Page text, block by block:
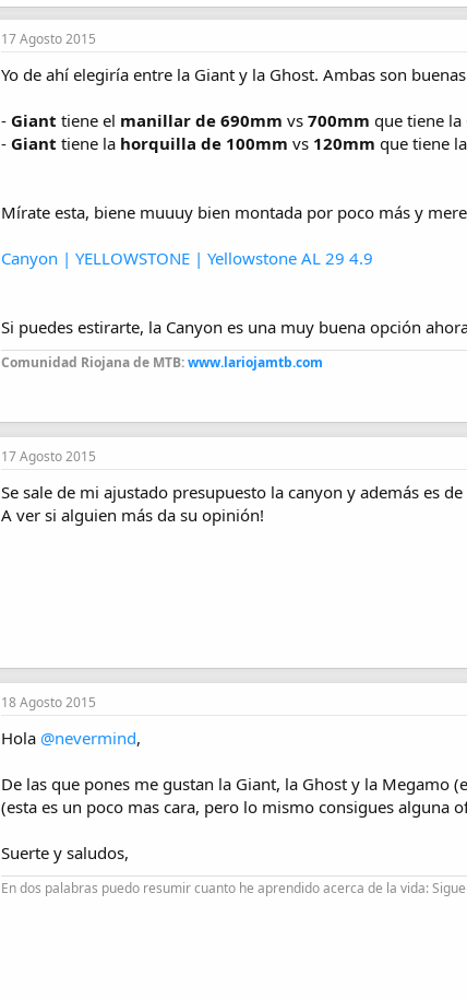
17 Agosto 2015
Yo de ahí elegiría entre la Giant y la Ghost. Ambas son
- Giant tiene el manillar de 690mm vs 700mm que tiene la
- Giant tiene la horquilla de 100mm vs 120mm que tiene la
Mírate esta, biene muuuy bien montada por poco más y
Canyon | YELLOWSTONE | Yellowstone AL 29 4.9
Si puedes estirarte, la Canyon es una muy buena opción
Comunidad Riojana de MTB:www.lariojamtb.com
17 Agosto 2015
Se sale de mi ajustado presupuesto la canyon y además es de
A ver si alguien más da su opinión!
18 Agosto 2015
Hola @nevermind,
De las que pones me gustan la Giant, la Ghost y la Megamo
(esta es un poco mas cara, pero lo mismo consigues alguna
Suerte y saludos,
En dos palabras puedo resumir cuanto he aprendido acerca de la vida: